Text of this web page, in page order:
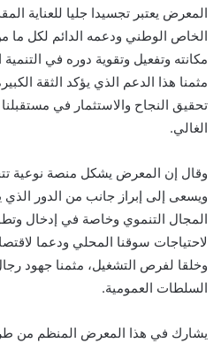
المعرض يعتبر تجسيدا جليا للعناية
الخاص الوطني ودعمه الدائم لكل ما
مكانته وتفعيل وتقوية دوره في التنمية
مثمنا هذا الدعم الذي يؤكد الثقة
تحقيق النجاح والاستثمار في
الغالي.
وقال إن المعرض يشكل منصة نوعية
ويسعى إلى إبراز جانب من الدور
المجال التنموي وخاصة في إدخال
لاحتياجات سوقنا المحلي ودعما
وخلقا لفرص التشغيل، مثمنا جهود
السلطات العمومية.
يشارك في هذا المعرض المنظم من